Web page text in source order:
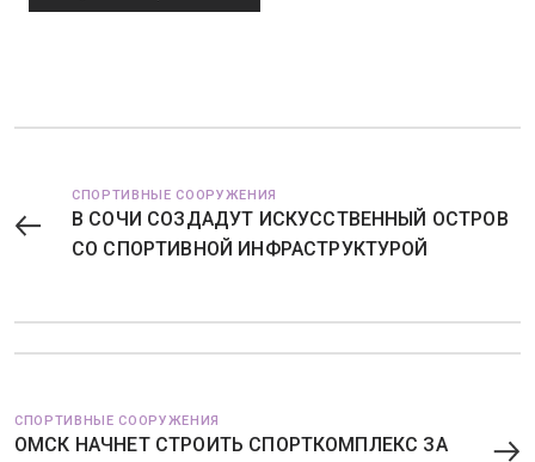
СПОРТИВНЫЕ СООРУЖЕНИЯ
В СОЧИ СОЗДАДУТ ИСКУССТВЕННЫЙ ОСТРОВ
СО СПОРТИВНОЙ ИНФРАСТРУКТУРОЙ
СПОРТИВНЫЕ СООРУЖЕНИЯ
ОМСК НАЧНЕТ СТРОИТЬ СПОРТКОМПЛЕКС ЗА